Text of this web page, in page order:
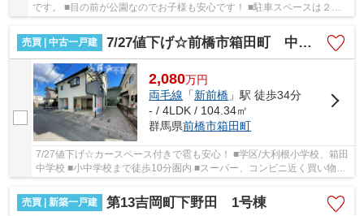
です。 ■目の前が公園なのでお子様も安心です！ ■駐車スペースは２台
以上駐車可能です。 ■現地見学は早朝や夜間で...
売買 | 中古一戸建
7/27値下げ☆前橋市箱田町 中古住宅
2,080万円
両毛線 「新前橋 」駅 徒歩34分
- / 4LDK / 104.34㎡
群馬県前橋市箱田町
7/27値下げ☆カースペース付きで雹も安心！ ■学区/大利根小学校、箱田
中学校 ■小中学校まで徒歩10分圏内 ■スーパー、コンビニ近く買い物便
利 ■駐車3台以上可能
売買 | 新築一戸建
第13吉岡町下野田 1号棟